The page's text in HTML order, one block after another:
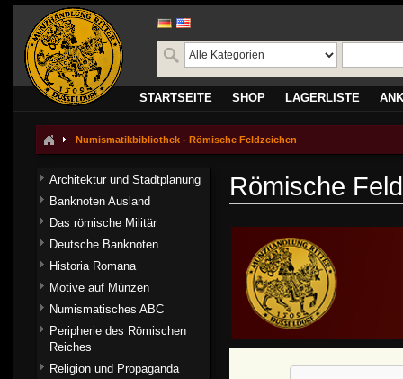
STARTSEITE SHOP LAGERLISTE
Numismatikbibliothek - Römische Feldzeichen
Römische
Architektur und Stadtplanung
Banknoten Ausland
Das römische Militär
Deutsche Banknoten
Historia Romana
Motive auf Münzen
Numismatisches ABC
Peripherie des Römischen
Reiches
Religion und Propaganda